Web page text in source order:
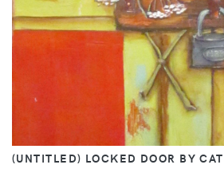
(UNTITLED) LOCKED DOOR BY